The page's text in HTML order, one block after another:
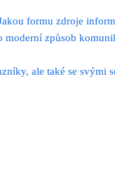
formu zdroje
moderní způsob
ale také se svými